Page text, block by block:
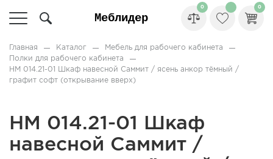
0 0
Главная Каталог
Мебель для рабочего кабинета
Полки для рабочего кабинета
НМ 014.21-01 Шкаф навесной Саммит / ясень анкор тёмный /
графит софт (открывание вверх)
НМ 014.21-01 Шкаф
навесной Саммит /